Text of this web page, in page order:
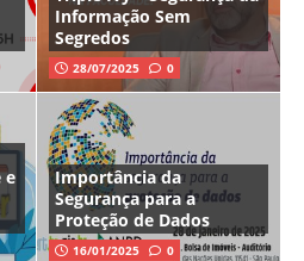
Informação Sem
Segredos
28/07/2025 0
e
Importância da
Segurança para a
Proteção de Dados
16/01/2025 0